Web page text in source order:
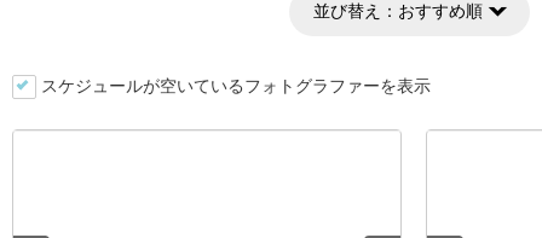
並び替え： おすすめ順
スケジュールが空いているフォトグラファーを表示